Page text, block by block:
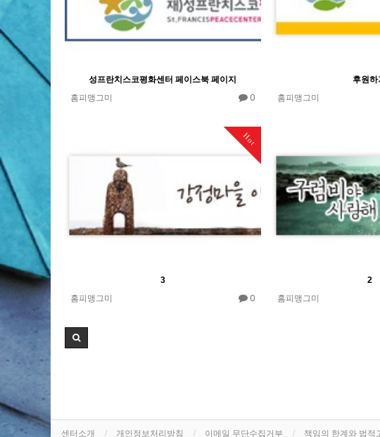
성프란치스코평화센터 페이스북 페이지
홈피맹그미
0
후원하
홈피맹그미
Hot
3
홈피맹그미
0
2
홈피맹그미
센터소개 개인정보처리방침 이메일 무단수집거부 책임의 한계와 법적